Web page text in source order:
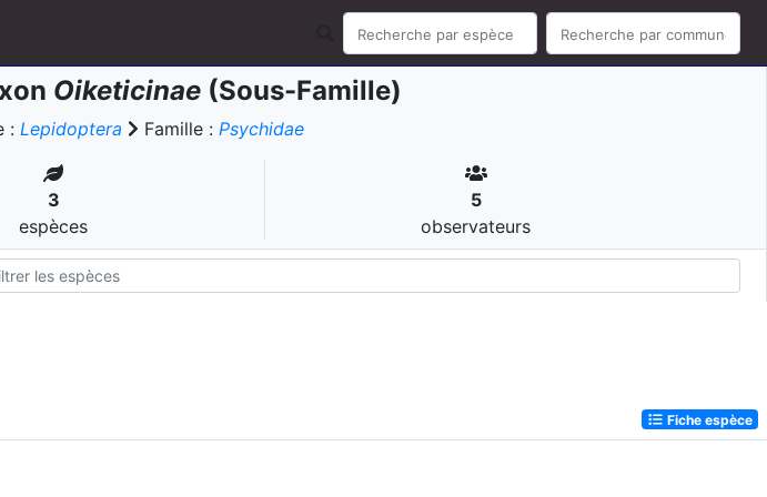
Oiketicinae(Sous-Famille)
: Lepidoptera Famille : Psychidae
3
espèces
5
observateurs
Fiche espèce